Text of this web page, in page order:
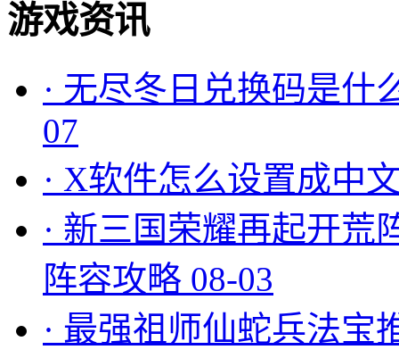
游戏资讯
· 无尽冬日兑换码是什
07
· X软件怎么设置成中
· 新三国荣耀再起开荒
阵容攻略 08-03
· 最强祖师仙蛇兵法宝